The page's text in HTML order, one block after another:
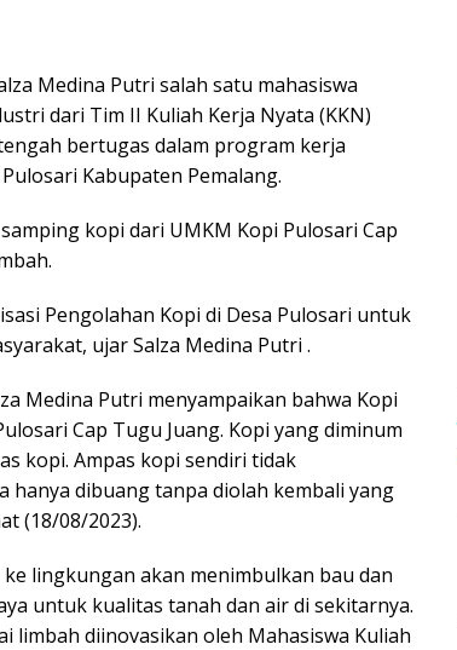
Medina Putri salah satu mahasiswa
dari Tim II Kuliah Kerja Nyata (KKN)
bertugas dalam program kerja
Kabupaten Pemalang.
kopi dari UMKM Kopi Pulosari Cap
Pengolahan Kopi di Desa Pulosari untuk
ujar Salza Medina Putri .
Medina Putri menyampaikan bahwa Kopi
Cap Tugu Juang. Kopi yang diminum
kopi. Ampas kopi sendiri tidak
hanya dibuang tanpa diolah kembali yang
(18/08/2023).
lingkungan akan menimbulkan bau dan
untuk kualitas tanah dan air di sekitarnya.
limbah diinovasikan oleh Mahasiswa Kuliah